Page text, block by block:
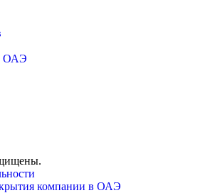
ОАЭ
компании в ОАЭ